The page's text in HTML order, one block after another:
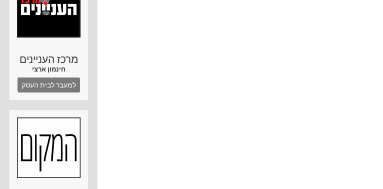
מרכז העניינים
חינמון ארצי
למעבר לבית העסק